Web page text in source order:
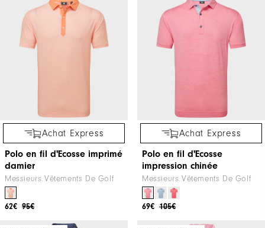
Achat Express
Polo en fil d'Ecosse imprimé
damier
Messieurs Vêtements De Golf
95€
62€
Achat Express
Polo en fil d'Ecosse
impression chinée
Messieurs Vêtements De Golf
105€
69€